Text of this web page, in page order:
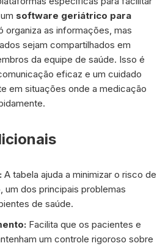
software geriátrico para
organiza as informações, mas
sejam compartilhados em
da equipe de saúde. Isso é
eficaz e um cuidado
em situações onde a medicação
A tabela ajuda a minimizar o risco de
um dos principais problemas
de saúde.
Facilita que os pacientes e
um controle rigoroso sobre